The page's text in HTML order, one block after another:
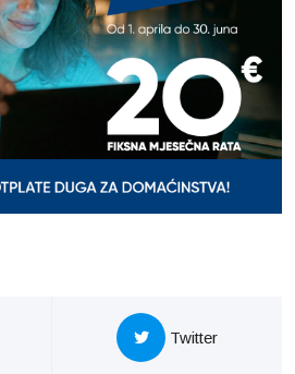
Twitter